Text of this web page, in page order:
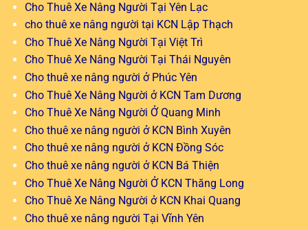
Cho Thuê Xe Nâng Người Tại Yên Lạc
cho thuê xe nâng người tại KCN Lập Thạch
Cho Thuê Xe Nâng Người Tại Việt Trì
Cho Thuê Xe Nâng Người Tại Thái Nguyên
Cho thuê xe nâng người ở Phúc Yên
Cho Thuê Xe Nâng Người ở KCN Tam Dương
Cho Thuê Xe Nâng Người Ở Quang Minh
Cho thuê xe nâng người ở KCN Bình Xuyên
Cho thuê xe nâng người ở KCN Đồng Sóc
Cho thuê xe nâng người ở KCN Bá Thiện
Cho Thuê Xe Nâng Người Ở KCN Thăng Long
Cho Thuê Xe Nâng Người ở KCN Khai Quang
Cho thuê xe nâng người Tại Vĩnh Yên